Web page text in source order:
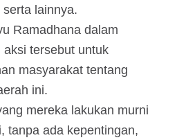
lainnya.
Ramadhana dalam
tersebut untuk
masyarakat tentang
ini.
mereka lakukan murni
tanpa ada kepentingan,